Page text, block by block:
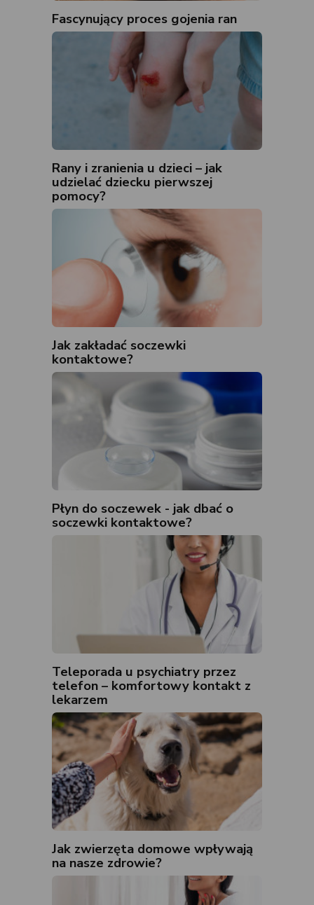
Fascynujący proces gojenia ran
Rany i zranienia u dzieci – jak
udzielać dziecku pierwszej
pomocy?
Jak zakładać soczewki
kontaktowe?
Płyn do soczewek - jak dbać o
soczewki kontaktowe?
Teleporada u psychiatry przez
telefon – komfortowy kontakt z
lekarzem
Jak zwierzęta domowe wpływają
na nasze zdrowie?